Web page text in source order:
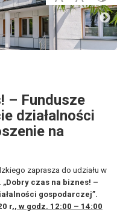
– Fundusze
działalności
na
zaprasza do udziału w
„Dobry czas na biznes! –
gospodarczej”.
r,, w godz. 12:00 – 14:00